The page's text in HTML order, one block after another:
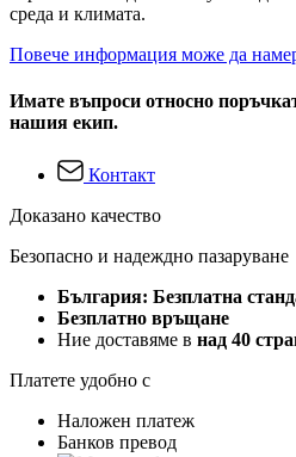
среда и климата.
Повече информация може да
Имате въпроси относно
нашия екип.
Контакт
Доказано качество
Безопасно и надеждно пазаруване
България: Безплатна
Безплатно връщане
Ние доставяме в над 40
Платете удобно с
Наложен платеж
Банков превод